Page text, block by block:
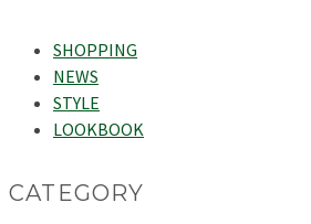
SHOPPING
NEWS
STYLE
LOOKBOOK
CATEGORY